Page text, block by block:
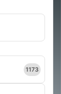
1173